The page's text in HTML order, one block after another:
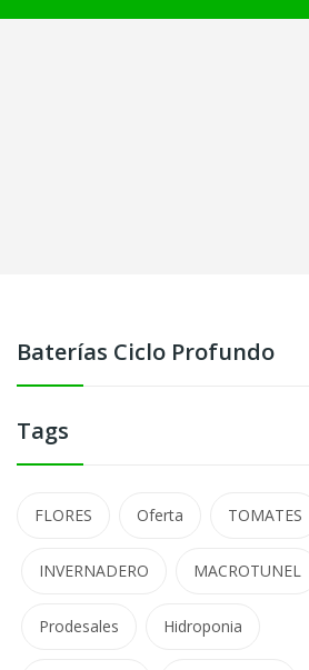
Baterías Ciclo Profundo
Tags
FLORES Oferta TOMATES
INVERNADERO MACROTUNEL
Prodesales Hidroponia